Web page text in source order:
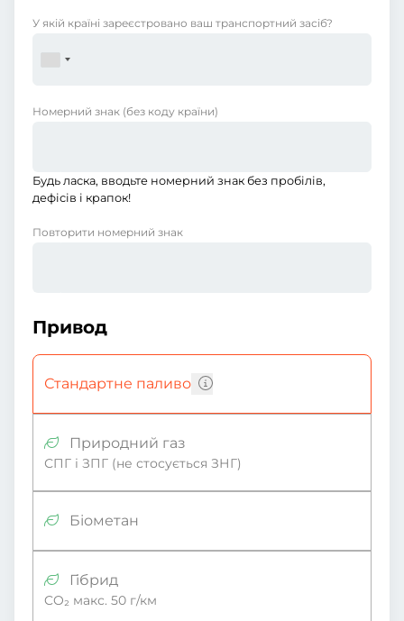
У якій країні зареєстровано ваш транспортний засіб?
Номерний знак (без коду країни)
Будь ласка, вводьте номерний знак без пробілів,
дефісів і крапок!
Повторити номерний знак
Привод
Стандартне паливо
Природний газ
СПГ і ЗПГ (не стосується ЗНГ)
Біометан
Гібрид
CO₂ макс. 50 г/км